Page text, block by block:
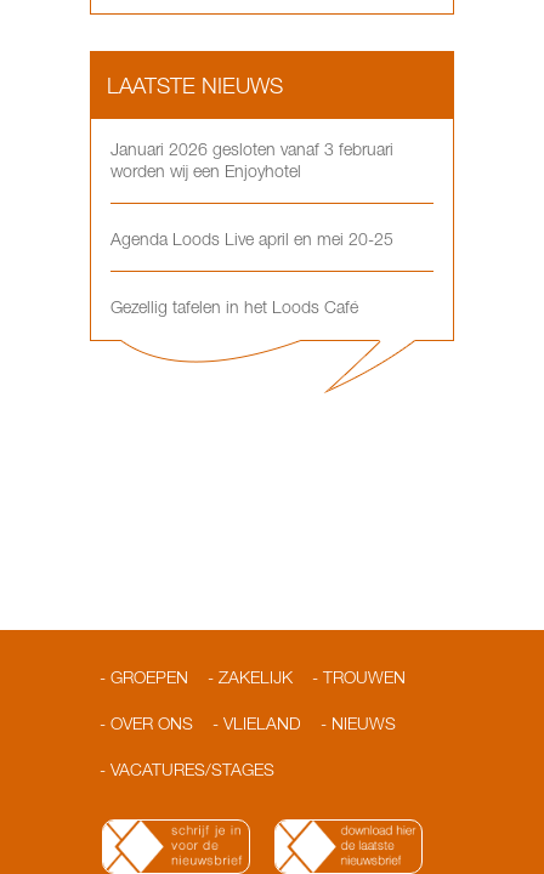
LAATSTE NIEUWS
Januari 2026 gesloten vanaf 3 februari
worden wij een Enjoyhotel
Agenda Loods Live april en mei 20-25
Gezellig tafelen in het Loods Café
GROEPEN ZAKELIJK TROUWEN
OVER ONS VLIELAND NIEUWS
VACATURES/STAGES